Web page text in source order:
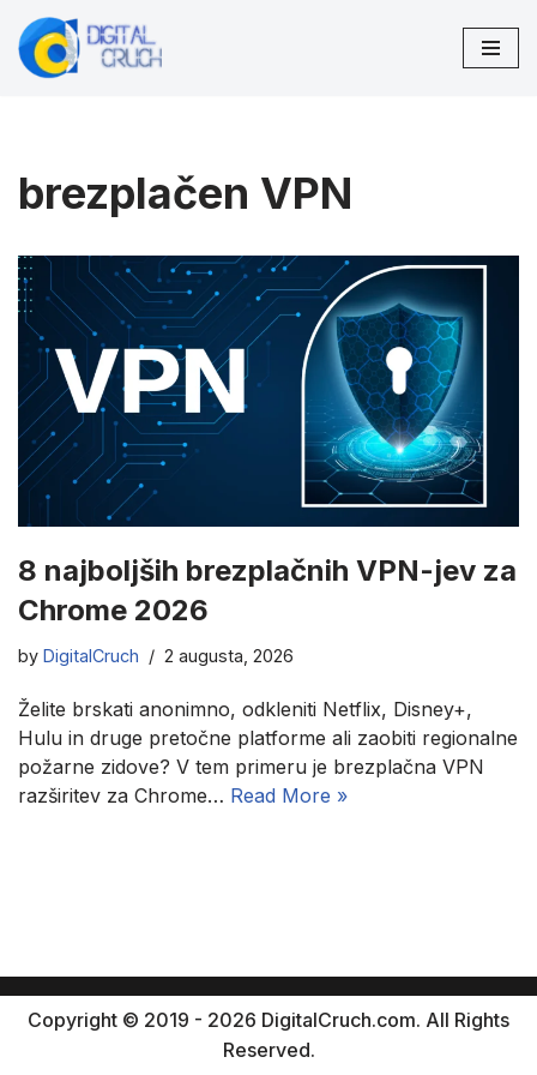
Preskočiť
brezplačen VPN
8 najboljših brezplačnih VPN-jev za
Chrome 2026
by DigitalCruch 2 augusta, 2026
Želite brskati anonimno, odkleniti Netflix, Disney+,
Hulu in druge pretočne platforme ali zaobiti regionalne
požarne zidove? V tem primeru je brezplačna VPN
razširitev za Chrome… Read More »
Copyright © 2019 - 2026 DigitalCruch.com. All Rights
Reserved.